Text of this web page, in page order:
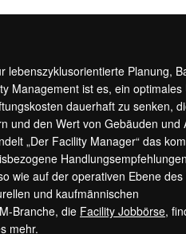
lebenszyklusorientierte Planung,
Management ist es, ein
dauerhaft zu senken,
und den Wert von Gebäuden und
„Der Facility Manager“ das
wie auf der operativen Ebene
und kaufmännischen
Branche, die Facility Jobbörse,
mehr.